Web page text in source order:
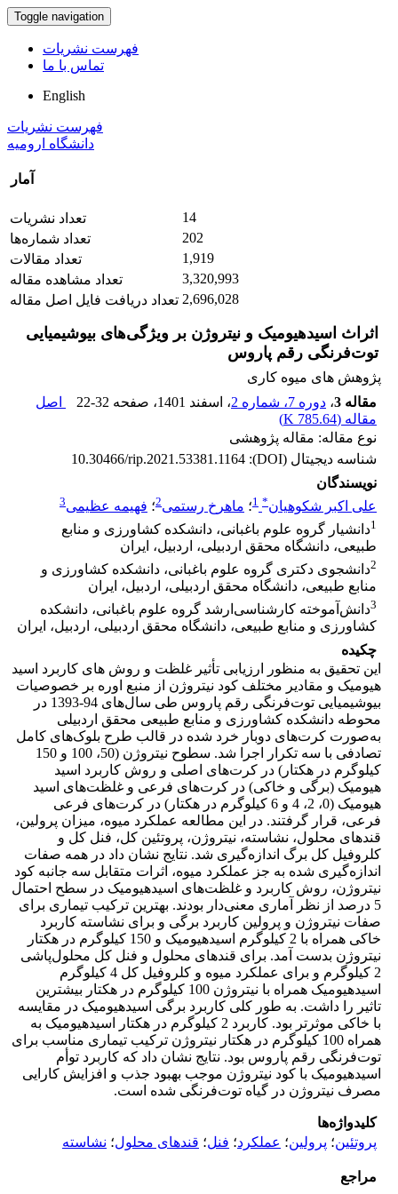
Toggle navigation
فهرست نشریات
تماس با ما
English
فهرست نشریات
دانشگاه ارومیه
آمار
تعداد نشریات
14
تعداد شماره‌ها
202
تعداد مقالات
1,919
تعداد مشاهده مقاله
3,320,993
تعداد دریافت فایل اصل مقاله 2,696,028
اثراث اسیدهیومیک و نیتروژن بر ویژگی‌های بیوشیمیایی
توت‌فرنگی رقم پاروس
پژوهش های میوه کاری
مقاله 3
، دوره 7، شماره 2 ، اسفند 1401 ، صفحه 22-32
اصل
مقاله (785.64 K
)
نوع مقاله: مقاله پژوهشی
شناسه دیجیتال (DOI):
10.30466/rip.2021.53381.1164
نویسندگان
علی اکبر شکوهیان*
1؛ ماهرخ رستمی2؛ فهیمه عظیمی3
1دانشیار گروه علوم باغبانی، دانشکده کشاورزی و منابع
طبیعی، دانشگاه محقق اردبیلی، اردبیل، ایران
2دانشجوی دکتری گروه علوم باغبانی، دانشکده کشاورزی و
منابع طبیعی، دانشگاه محقق اردبیلی، اردبیل، ایران
3دانش‌آموخته کارشناسی‌ارشد گروه علوم باغبانی، دانشکده
کشاورزی و منابع طبیعی، دانشگاه محقق اردبیلی، اردبیل، ایران
چکیده
این تحقیق به منظور ارزیابی تأثیر غلظت و روش­ های کاربرد اسید
هیومیک و مقادیر مختلف کود نیتروژن از منبع اوره بر خصوصیات
بیوشیمیایی توت‌فرنگی رقم پاروس طی سال‌های 94-1393 در
محوطه دانشکده کشاورزی و منابع طبیعی محقق اردبیلی
به‌صورت کرت‌های دوبار خرد شده در قالب طرح بلوک‌های کامل
تصادفی با سه تکرار اجرا شد. سطوح نیتروژن (50، 100 و 150
کیلوگرم در هکتار) در کرت‌های اصلی و روش کاربرد اسید
هیومیک (برگی و خاکی) در کرت‌های فرعی و غلظت‌های اسید
هیومیک (0، 2، 4 و 6 کیلوگرم در هکتار) در کرت‌های فرعی
فرعی، قرار گرفتند. در این مطالعه عملکرد میوه، میزان پرولین،
قندهای محلول، نشاسته، نیتروژن، پروتئین کل، فنل کل و
کلروفیل کل برگ اندازه‌گیری شد. نتایج نشان داد در همه صفات
اندازه‌گیری شده به جز عملکرد میوه، اثرات متقابل سه جانبه کود
نیتروژن، روش کاربرد و غلظت‌های اسیدهیومیک در سطح احتمال
5 درصد از نظر آماری معنی‌دار بودند. بهترین ترکیب تیماری برای
صفات نیتروژن و پرولین کاربرد برگی و برای نشاسته کاربرد
خاکی همراه با 2 کیلوگرم اسیدهیومیک و 150 کیلوگرم در هکتار
نیتروژن بدست آمد. برای قندهای محلول و فنل کل محلول‌پاشی
2 کیلوگرم و برای عملکرد میوه و کلروفیل کل 4 کیلوگرم
اسیدهیومیک همراه با نیتروژن 100 کیلوگرم در هکتار بیشترین
تاثیر را داشت. به طور کلی کاربرد برگی اسیدهیومیک در مقایسه
با خاکی موثرتر بود. کاربرد 2 کیلوگرم در هکتار اسیدهیومیک به
همراه 100 کیلوگرم در هکتار نیتروژن ترکیب تیماری مناسب برای
توت‌فرنگی رقم پاروس بود. نتایج نشان داد که کاربرد توأم
اسیدهیومیک با کود نیتروژن موجب بهبود جذب و افزایش کارایی
مصرف نیتروژن در گیاه توت‌فرنگی شده است.
کلیدواژه‌ها
پروتئین؛ پرولین؛ عملکرد؛ فنل؛ قندهای محلول؛ نشاسته
مراجع